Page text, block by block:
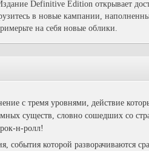
Definitive Edition открывает
в новые кампании,
на себя новые облики.
с тремя уровнями, действие
существ, словно сошедших со
н-ролл!
которой разворачиваются